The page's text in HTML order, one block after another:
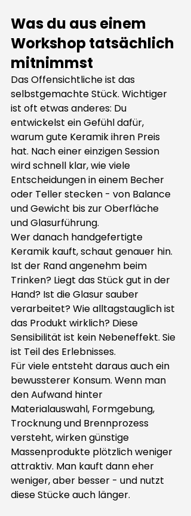
Was du aus einem
Workshop tatsächlich
mitnimmst
Das Offensichtliche ist das
selbstgemachte Stück. Wichtiger
ist oft etwas anderes: Du
entwickelst ein Gefühl dafür,
warum gute Keramik ihren Preis
hat. Nach einer einzigen Session
wird schnell klar, wie viele
Entscheidungen in einem Becher
oder Teller stecken - von Balance
und Gewicht bis zur Oberfläche
und Glasurführung.
Wer danach handgefertigte
Keramik kauft, schaut genauer hin.
Ist der Rand angenehm beim
Trinken? Liegt das Stück gut in der
Hand? Ist die Glasur sauber
verarbeitet? Wie alltagstauglich ist
das Produkt wirklich? Diese
Sensibilität ist kein Nebeneffekt. Sie
ist Teil des Erlebnisses.
Für viele entsteht daraus auch ein
bewussterer Konsum. Wenn man
den Aufwand hinter
Materialauswahl, Formgebung,
Trocknung und Brennprozess
versteht, wirken günstige
Massenprodukte plötzlich weniger
attraktiv. Man kauft dann eher
weniger, aber besser - und nutzt
diese Stücke auch länger.